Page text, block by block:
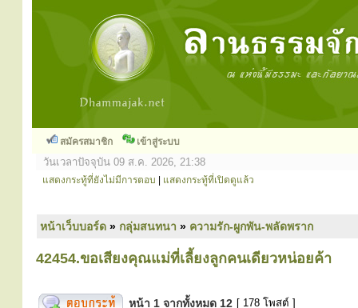
สมัครสมาชิก เข้าสู่ระบบ
วันเวลาปัจจุบัน 09 ส.ค. 2026, 21:38
แสดงกระทู้ที่ยังไม่มีการตอบ แสดงกระทู้ที่เปิดดูแล้ว
หน้าเว็บบอร์ด » กลุ่มสนทนา » ความรัก-ผูกพัน-พลัดพราก
42454.ขอเสียงคุณแม่ที่เลี้ยงลูกคนเดียวหน่อยค้า
หน้า 1 จากทั้งหมด 12 [ 178 โพสต์ ]